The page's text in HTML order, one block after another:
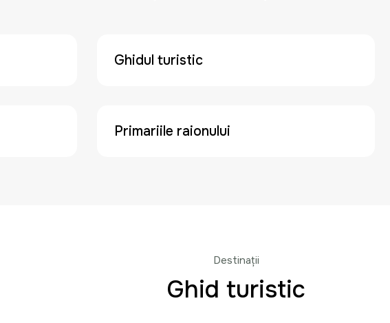
Ghidul turistic
Primariile raionului
Destinații
Ghid turistic